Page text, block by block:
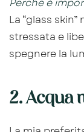
Perché è
La “glass
stressata e
spegnere la
2. Acqua